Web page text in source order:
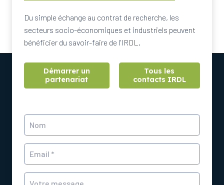
Du simple échange au contrat de recherche, les
secteurs socio-économiques et industriels peuvent
bénéficier du savoir-faire de l’IRDL.
Démarrer un
partenariat
Tous les
contacts IRDL